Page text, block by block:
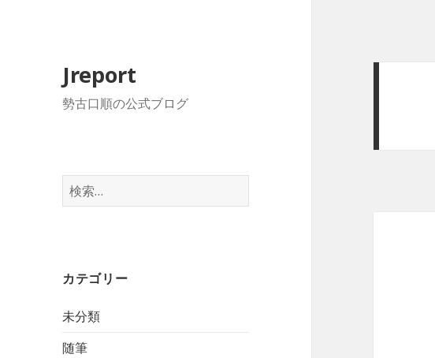
Jreport
勢古口順の公式ブログ
検
索
カテゴリー
未分類
随筆